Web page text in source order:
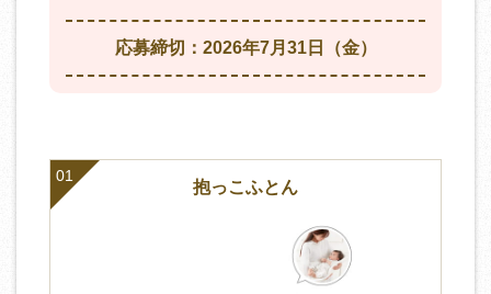
応募締切：2026年7月31日（金）
01
抱っこふとん